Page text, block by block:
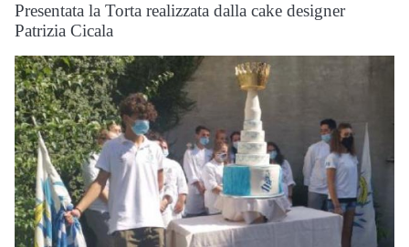
Presentata la Torta realizzata dalla cake designer
Patrizia Cicala